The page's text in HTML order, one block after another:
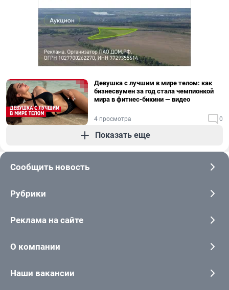
Девушка с лучшим в мире телом: как
бизнесвумен за год стала чемпионкой
мира в фитнес-бикини — видео
4 просмотра 0
Показать еще
Сообщить новость
Рубрики
Реклама на сайте
О компании
Наши вакансии